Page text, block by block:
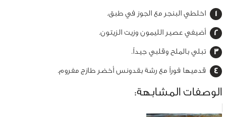
اخلطي البنجر مع الجوز في طبق.
أضيفي عصير الليمون وزيت الزيتون.
تبلي بالملح وقلبي جيداً.
قدميها فوراً مع رشة بقدونس أخضر طازج مفروم.
الوصفات المشابهة: